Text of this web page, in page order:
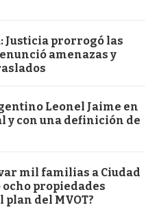
Justicia prorrogó las
amenazas y
Leonel Jaime en
y con una definición de
mil familias a Ciudad
propiedades
plan del MVOT?